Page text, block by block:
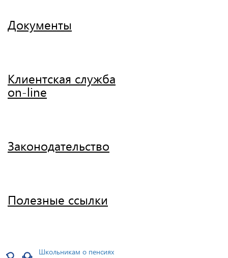
Документы
Клиентская служба
on-line
Законодательство
Полезные ссылки
Школьникам о пенсиях